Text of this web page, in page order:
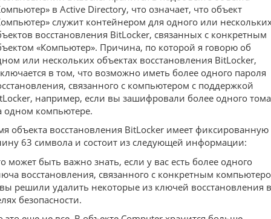
в Active Directory, что означает, что объект
служит контейнером для одного или
восстановления BitLocker, связанных с конкретным
«Компьютер». Причина, по которой я говорю об
или нескольких объектах восстановления BitLocker,
в том, что возможно иметь более одного пароля
связанного с компьютером с поддержкой
например, если вы зашифровали более одного тома
одном компьютере.
объекта восстановления BitLocker имеет фиксированную
63 символа и состоит из следующей информации:
может быть важно знать, если у вас есть более одного
восстановления, связанного с конкретным
решили удалить некоторые из ключей восстановления в
безопасности.